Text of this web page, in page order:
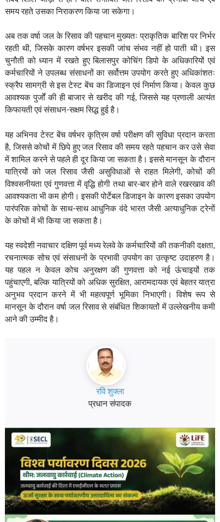
समय रहते उसका निराकरण किया जा सकेगा।
अब तक वर्षा जल के रिसाव की पहचान मुख्यतः प्राकृतिक बारिश पर निर्भर
रहती थी, जिसके कारण वर्षभर इसकी जांच संभव नहीं हो पाती थी। इस
चुनौती को ध्यान में रखते हुए बिलासपुर कोचिंग डिपो के अधिकारियों एवं
कर्मचारियों ने उपलब्ध संसाधनों का सर्वोत्तम उपयोग करते हुए अधिकांशतः
स्क्रैप सामग्री से इस टेस्ट बेंच का डिजाइन एवं निर्माण किया। केवल कुछ
आवश्यक पुर्जों की ही बाजार से खरीद की गई, जिससे यह प्रणाली अत्यंत
किफायती एवं संसाधन-सक्षम सिद्ध हुई है।
यह अभिनव टेस्ट बेंच वर्षभर कृत्रिम वर्षा परीक्षण की सुविधा प्रदान करता
है, जिससे कोचों में छिपे हुए जल रिसाव की समय रहते पहचान कर उसे सेवा
में शामिल करने से पहले ही दूर किया जा सकता है। इससे मानसून के दौरान
यात्रियों को जल रिसाव जैसी असुविधाओं से राहत मिलेगी, कोचों की
विश्वसनीयता एवं गुणवत्ता में वृद्धि होगी तथा बार-बार होने वाले रखरखाव की
आवश्यकता भी कम होगी। इसकी पोर्टेबल डिजाइन के कारण इसका उपयोग
पारंपरिक कोचों के साथ-साथ आधुनिक वंदे भारत जैसी अत्याधुनिक ट्रेनों
के कोचों में भी किया जा सकता है।
यह स्वदेशी नवाचार दक्षिण पूर्व मध्य रेलवे के कर्मचारियों की तकनीकी दक्षता,
रचनात्मक सोच एवं संसाधनों के प्रभावी उपयोग का उत्कृष्ट उदाहरण है।
यह पहल न केवल कोच अनुरक्षण की गुणवत्ता को नई ऊंचाइयों तक
पहुंचाएगी, बल्कि यात्रियों को अधिक सुरक्षित, आरामदायक एवं बेहतर यात्रा
अनुभव प्रदान करने में भी महत्वपूर्ण भूमिका निभाएगी। विशेष रूप से
मानसून के दौरान वर्षा जल रिसाव से संबंधित शिकायतों में उल्लेखनीय कमी
आने की उम्मीद है।
रवि शुक्ला
प्रधान संपादक